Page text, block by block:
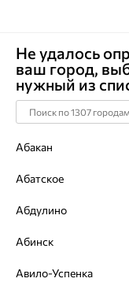
-65% по
Главная Каталог
Браслет,
06-0017
64%
Не удалось
ваш город,
нужный из
Абакан
Абатское
Абдулино
Абинск
Авило-Успенка